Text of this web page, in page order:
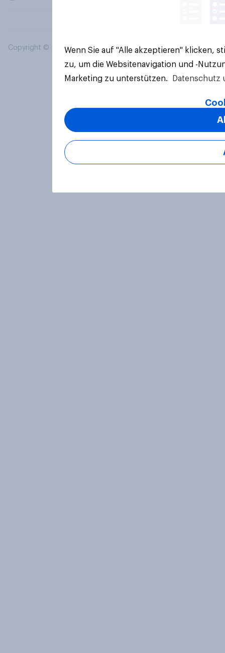
Copyright © 2026 YouGov PLC. Alle Rechte vorbehalten.
Wenn Sie auf "Alle akzeptieren" klicken,
zu, um die Websitenavigation und -
Marketing zu unterstützen.
Datenschutz